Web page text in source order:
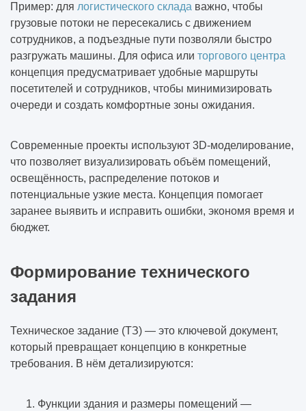
Пример: для логистического склада важно, чтобы
грузовые потоки не пересекались с движением
сотрудников, а подъездные пути позволяли быстро
разгружать машины. Для офиса или торгового центра
концепция предусматривает удобные маршруты
посетителей и сотрудников, чтобы минимизировать
очереди и создать комфортные зоны ожидания.
Современные проекты используют 3D-моделирование,
что позволяет визуализировать объём помещений,
освещённость, распределение потоков и
потенциальные узкие места. Концепция помогает
заранее выявить и исправить ошибки, экономя время и
бюджет.
Формирование технического
задания
Техническое задание (ТЗ) — это ключевой документ,
который превращает концепцию в конкретные
требования. В нём детализируются:
Функции здания и размеры помещений —